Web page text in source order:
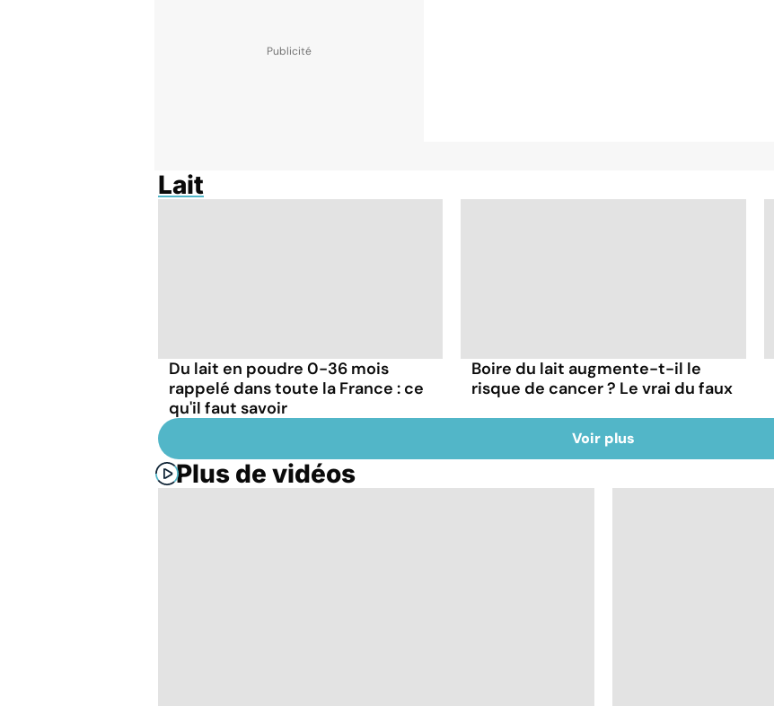
Lait
Du lait en poudre 0-36 mois
rappelé dans toute la France : ce
qu'il faut savoir
Boire du lait augmente-t-il le
risque de cancer ? Le vrai du faux
Voir plus
Plus de vidéos